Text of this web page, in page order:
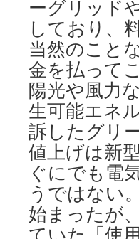
ーグリッド
しており、
当然のこと
金を払って
陽光や風力
生可能エネ
訴したグリ
値上げは新
ぐにでも電
うではない
始まったが
ていた「使